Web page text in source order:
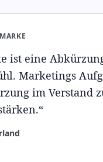
ist eine
Marketings
im Verstand
“